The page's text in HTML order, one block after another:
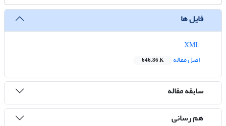
فایل ها
اصل مقاله
646.86 K
سابقه مقاله
هم رسانی